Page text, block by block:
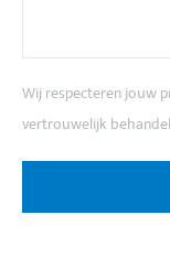
Wij respecteren jouw
vertrouwelijk